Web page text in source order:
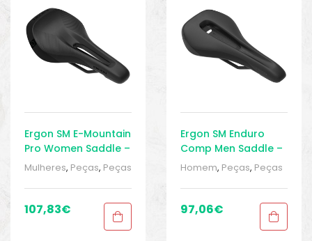
Ergon SM E-Mountain
Pro Women Saddle –
Selim – MTB
Mulheres, Peças, Peças
peças e acessórios
107,83€
Ergon SM Enduro
Comp Men Saddle –
Selim – MTB
Homem, Peças, Peças
peças e acessórios
97,06€